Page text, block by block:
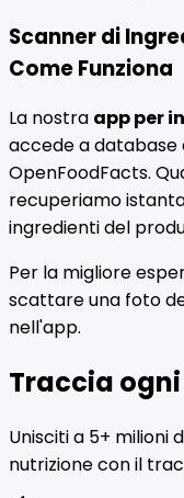
Scanner di
Come Funziona
La nostra app per
accede a
OpenFoodFacts.
recuperiamo
ingredienti del
Per la migliore
scattare una foto
nell'app.
Traccia
Unisciti a 5+ milioni
nutrizione con il